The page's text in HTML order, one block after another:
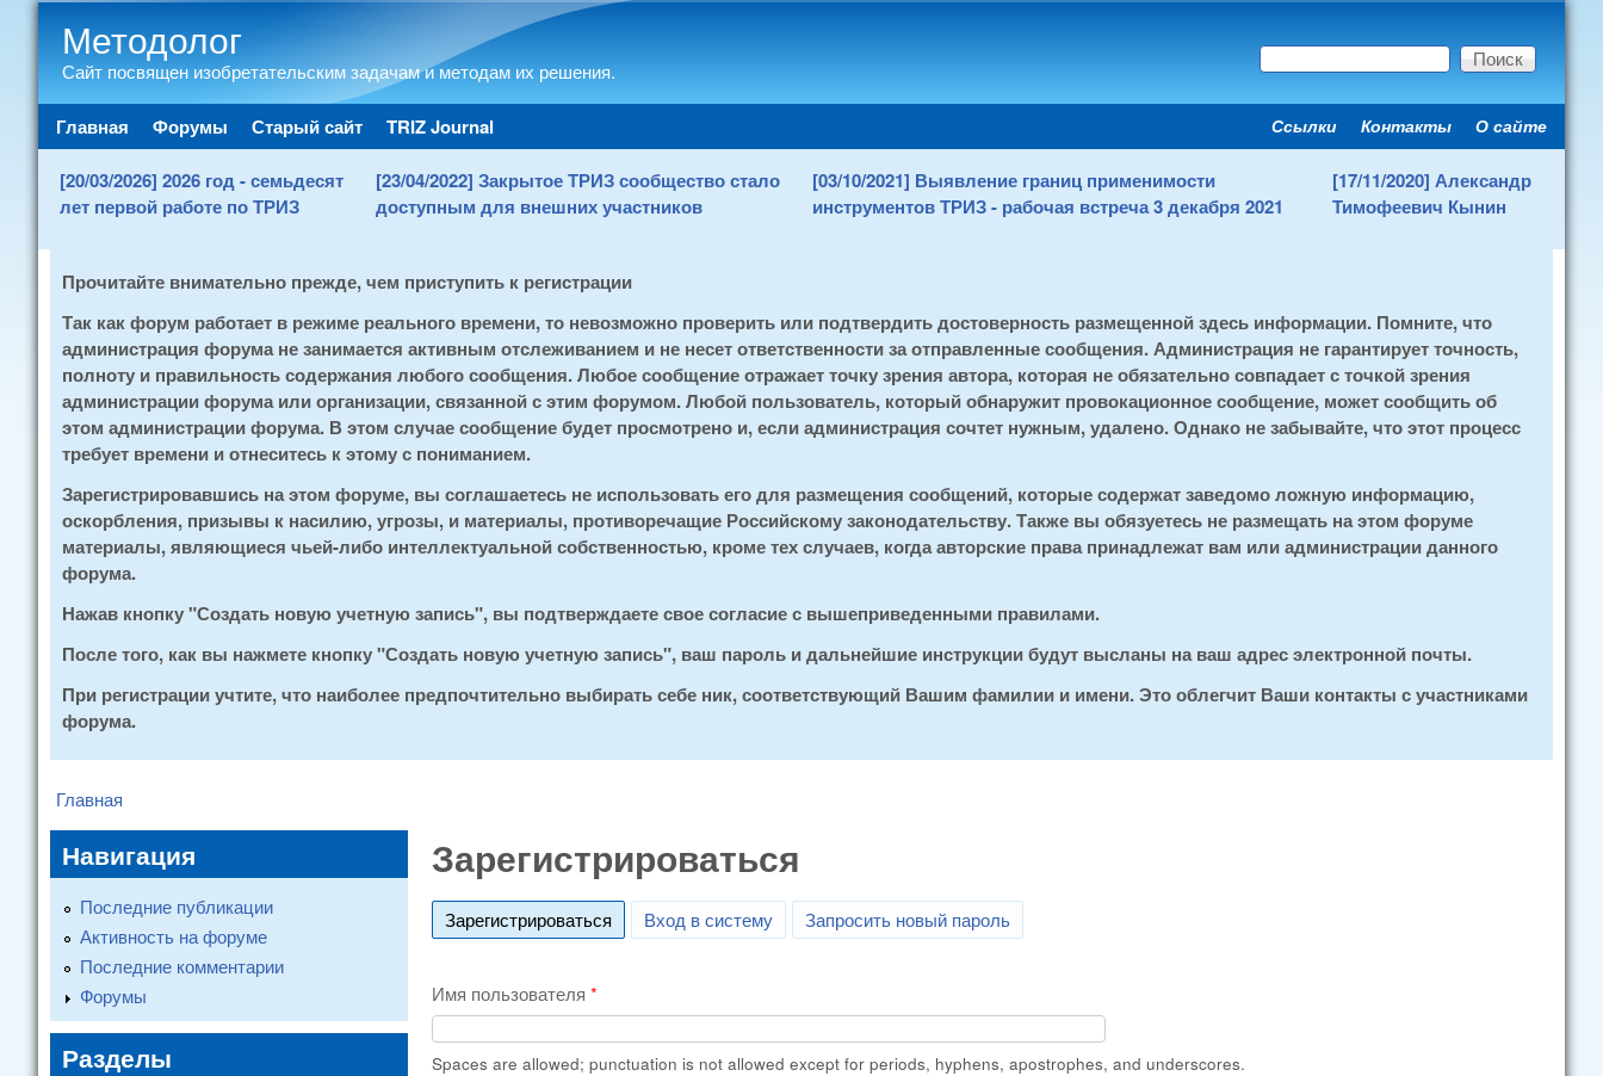
Методолог
Сайт посвящен изобретательским задачам и методам их решения. Форма поиска
Поиск
Main menu
Главная Форумы Старый сайт TRIZ Journal Secondary menu
Ссылки Контакты О сайте
[20/03/2026] 2026 год - семьдесят
лет первой работе по ТРИЗ
[23/04/2022] Закрытое ТРИЗ сообщество стало
доступным для внешних участников
[03/10/2021] Выявление границ применимости
инструментов ТРИЗ - рабочая встреча 3 декабря 2021
[17/11/2020] Александр
Тимофеевич Кынин
Прочитайте внимательно прежде, чем приступить к регистрации
Так как форум работает в режиме реального времени, то невозможно проверить или подтвердить достоверность размещенной здесь информации. Помните, что
администрация форума не занимается активным отслеживанием и не несет ответственности за отправленные сообщения. Администрация не гарантирует точность,
полноту и правильность содержания любого сообщения. Любое сообщение отражает точку зрения автора, которая не обязательно совпадает с точкой зрения
администрации форума или организации, связанной с этим форумом. Любой пользователь, который обнаружит провокационное сообщение, может сообщить об
этом администрации форума. В этом случае сообщение будет просмотрено и, если администрация сочтет нужным, удалено. Однако не забывайте, что этот процесс
требует времени и отнеситесь к этому с пониманием.
Зарегистрировавшись на этом форуме, вы соглашаетесь не использовать его для размещения сообщений, которые содержат заведомо ложную информацию,
оскорбления, призывы к насилию, угрозы, и материалы, противоречащие Российскому законодательству. Также вы обязуетесь не размещать на этом форуме
материалы, являющиеся чьей-либо интеллектуальной собственностью, кроме тех случаев, когда авторские права принадлежат вам или администрации данного
форума.
Нажав кнопку "Создать новую учетную запись", вы подтверждаете свое согласие с вышеприведенными правилами.
После того, как вы нажмете кнопку "Создать новую учетную запись", ваш пароль и дальнейшие инструкции будут высланы на ваш адрес электронной почты.
При регистрации учтите, что наиболее предпочтительно выбирать себе ник, соответствующий Вашим фамилии и имени. Это облегчит Ваши контакты с участниками
форума.
You are here
Главная
Зарегистрироваться
Зарегистрироваться (active tab)
Вход в систему Запросить новый пароль
Имя пользователя *
Spaces are allowed; punctuation is not allowed except for periods, hyphens, apostrophes, and underscores.
Навигация
Последние публикации
Активность на форуме
Последние комментарии
Форумы
Разделы